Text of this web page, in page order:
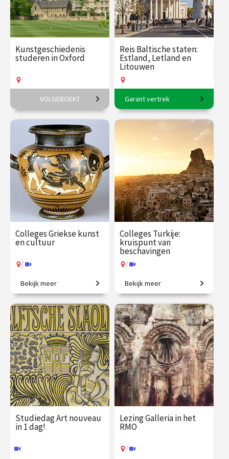
Kunstgeschiedenis
studeren in Oxford
6-daagse reis o.l.v. Frederike
Upmeijer.
€ 1785.00
vanaf 18
aug.
Op locatie
VOLGEBOEKT
Reis Baltische staten:
Estland, Letland en
Litouwen
11-daagse reis o.l.v. Frederik
Erens.
€ 3145.00
vanaf 17
aug.
Garant vertrek
Colleges Griekse kunst
en cultuur
/
Ontdek de wereld van de
oude Grieken.
€ 217.00
vanaf 21
sep.
/ Op locatie of online
Bekijk meer
Colleges Turkije:
kruispunt van
beschavingen
/
De prehistorie van Anatolië
tot de moderne republiek.
€ 217.00
vanaf 3
nov.
/ Op locatie of online
Bekijk meer
Studiedag Art nouveau
in 1 dag!
Lezing Galleria in het
RMO
/